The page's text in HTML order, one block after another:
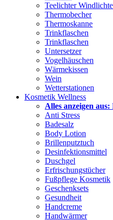
Teelichter
Thermobecher
Thermoskanne
Trinkflaschen
Trinkflaschen
Untersetzer
Vogelhäuschen
Wärmekissen
Wein
Wetterstationen
Kosmetik Wellness
Alles anzeigen aus:
Anti Stress
Badesalz
Body Lotion
Brillenputztuch
Desinfektionsmittel
Duschgel
Erfrischungstücher
Fußpflege Kosmetik
Geschenksets
Gesundheit
Handcreme
Handwärmer